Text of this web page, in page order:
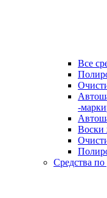
Все
-
Воски
Средства по